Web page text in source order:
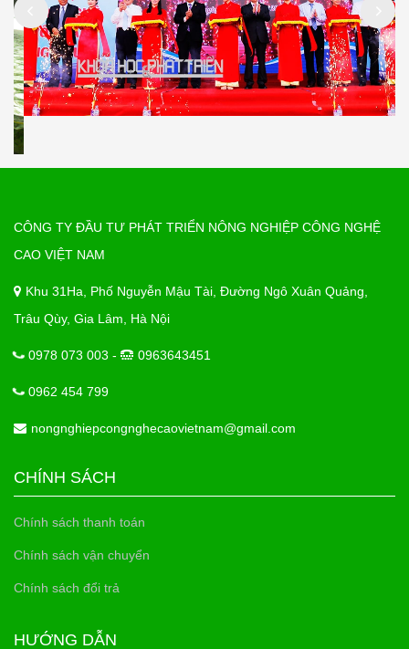
CÔNG TY ĐẦU TƯ PHÁT TRIỂN NÔNG NGHIỆP CÔNG NGHỆ
CAO VIỆT NAM
Khu 31Ha, Phố Nguyễn Mậu Tài, Đường Ngô Xuân Quảng,
Trâu Qùy, Gia Lâm, Hà Nội
0978 073 003 - 0963643451
0962 454 799
nongnghiepcongnghecaovietnam@gmail.com
CHÍNH SÁCH
Chính sách thanh toán
Chính sách vận chuyển
Chính sách đổi trả
HƯỚNG DẪN